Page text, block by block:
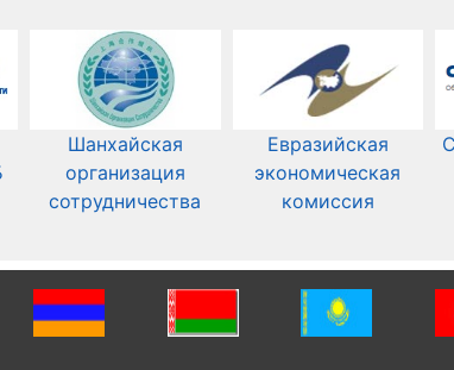
Шанхайская
организация
сотрудничества
Евразийская
экономическая
комиссия